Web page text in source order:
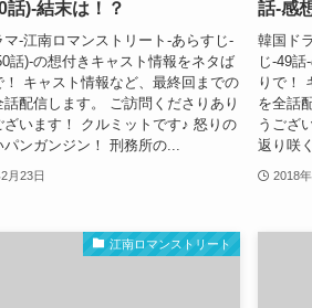
話)-結末は！？
マ-江南ロマンストリート-あらすじ-
話)-の想付きキャスト情報をネタば
！ キャスト情報など、最終回までの
話配信します。 ご訪問くださりあり
ざいます！ クルミットです♪ 怒りの
ンガンジン！ 刑務所の...
月23日
話-感
韓国ド
じ-49
りで！
を全話
うござ
返り咲
2018
江南ロマンストリート